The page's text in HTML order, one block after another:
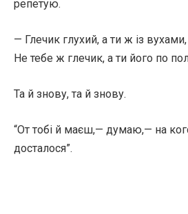
репетую.
— Глечик глухий, а ти ж із
Не тебе ж глечик, а ти його по
Та й знову, та й знову.
“От тобі й маєш,— думаю,— на
досталося”.